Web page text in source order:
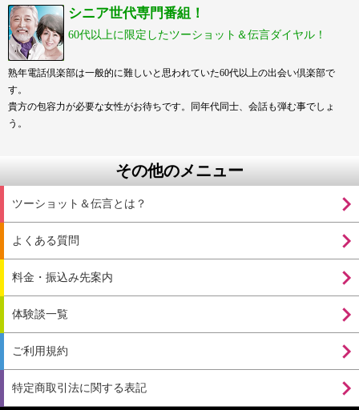
シニア世代専門番組！
60代以上に限定したツーショット＆伝言ダイヤル！
熟年電話倶楽部は一般的に難しいと思われていた60代以上の出会い倶楽部で
す。
貴方の包容力が必要な女性がお待ちです。同年代同士、会話も弾む事でしょ
う。
その他のメニュー
ツーショット＆伝言とは？
よくある質問
料金・振込み先案内
体験談一覧
ご利用規約
特定商取引法に関する表記